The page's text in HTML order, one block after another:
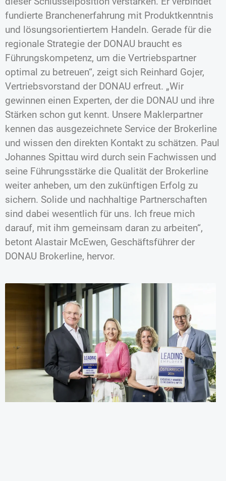
fundierte Branchenerfahrung mit Produktkenntnis
und lösungsorientiertem Handeln. Gerade für die
regionale Strategie der DONAU braucht es
Führungskompetenz, um die Vertriebspartner
optimal zu betreuen“, zeigt sich Reinhard Gojer,
Vertriebsvorstand der DONAU erfreut. „Wir
gewinnen einen Experten, der die DONAU und ihre
Stärken schon gut kennt. Unsere Maklerpartner
kennen das ausgezeichnete Service der Brokerline
und wissen den direkten Kontakt zu schätzen. Paul
Johannes Spittau wird durch sein Fachwissen und
seine Führungsstärke die Qualität der Brokerline
weiter anheben, um den zukünftigen Erfolg zu
sichern. Solide und nachhaltige Partnerschaften
sind dabei wesentlich für uns. Ich freue mich
darauf, mit ihm gemeinsam daran zu arbeiten“,
betont Alastair McEwen, Geschäftsführer der
DONAU Brokerline, hervor.